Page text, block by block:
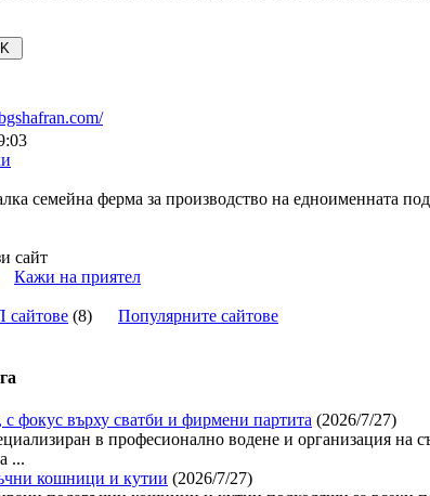
семейна ферма за производство на
сайт
Кажи на приятел
(8) Популярните сайтове
фокус върху сватби и фирмени партита (2026/7/27)
в професионално водене и организация
...
кошници и кутии (2026/7/27)